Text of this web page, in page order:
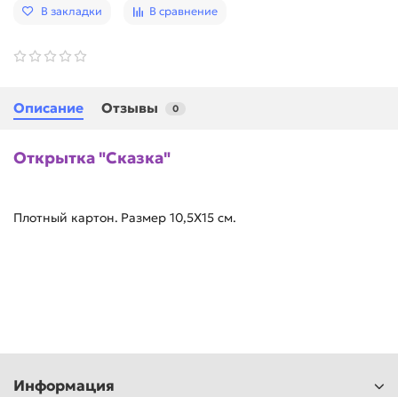
В закладки В сравнение
Описание Отзывы 0
Открытка "Сказка"
Плотный картон. Размер 10,5Х15 см.
Информация